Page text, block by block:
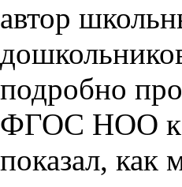
автор
подробно
ФГОС НОО к
показал, как